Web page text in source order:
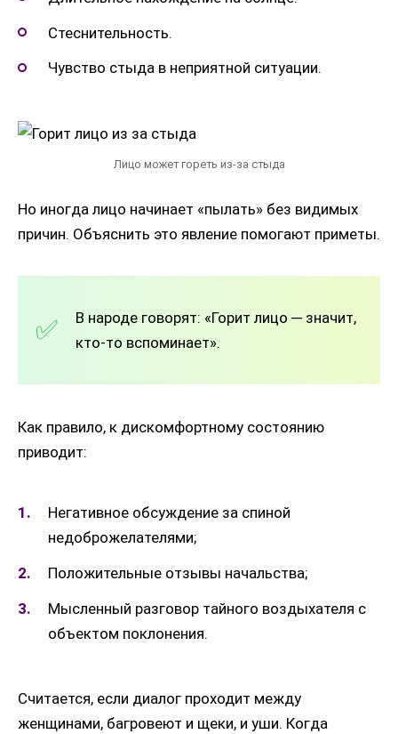
Стеснительность.
Чувство стыда в неприятной ситуации.
Лицо может гореть из-за стыда
Но иногда лицо начинает «пылать» без видимых
причин. Объяснить это явление помогают приметы.
В народе говорят: «Горит лицо ─ значит,
кто-то вспоминает».
Как правило, к дискомфортному состоянию
приводит:
Негативное обсуждение за спиной
недоброжелателями;
Положительные отзывы начальства;
Мысленный разговор тайного воздыхателя с
объектом поклонения.
Считается, если диалог проходит между
женщинами, багровеют и щеки, и уши. Когда